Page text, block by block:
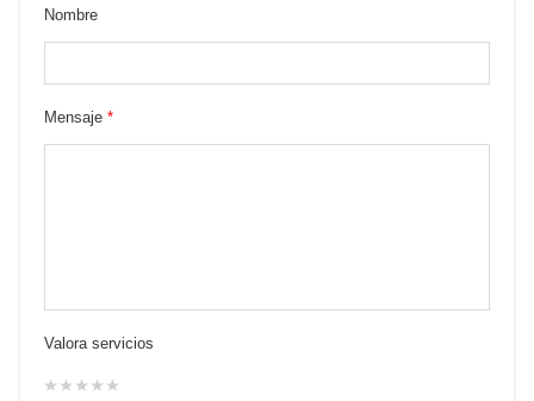
Nombre
Mensaje *
Valora servicios